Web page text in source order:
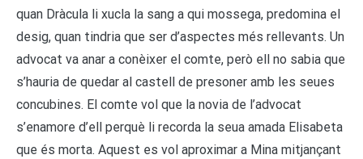
quan Dràcula li xucla la sang a qui mossega, predomina el
desig, quan tindria que ser d’aspectes més rellevants. Un
advocat va anar a conèixer el comte, però ell no sabia que
s’hauria de quedar al castell de presoner amb les seues
concubines. El comte vol que la novia de l’advocat
s’enamore d’ell perquè li recorda la seua amada Elisabeta
que és morta. Aquest es vol aproximar a Mina mitjançant